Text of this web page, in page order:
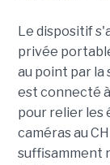
Le dispositif
privée
au point par la
est connecté
pour relier les
caméras au
suffisamment